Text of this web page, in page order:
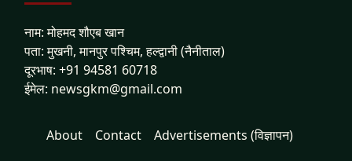
नाम: मोहमद शौएब खान
पता: मुखनी, मानपुर पश्चिम, हल्द्वानी (नैनीताल)
दूरभाष: +91 94581 60718
ईमेल: newsgkm@gmail.com
About Contact Advertisements (विज्ञापन)